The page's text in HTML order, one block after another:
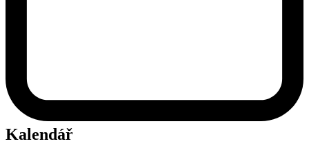
Kalendář